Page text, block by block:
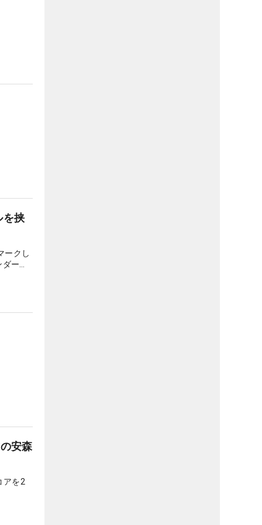
を挟
ークし
ーま
安森
アを2